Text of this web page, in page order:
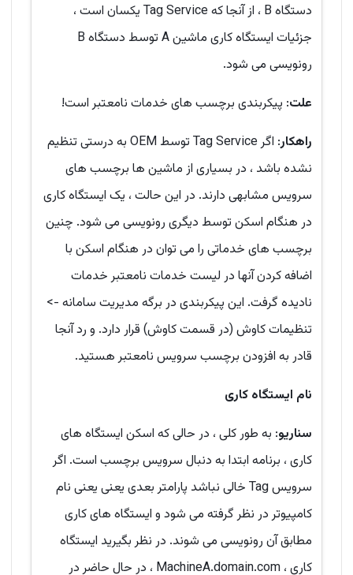
دستگاه B ، از آنجا که Tag Service یکسان است ،
جزئیات ایستگاه کاری ماشین A توسط دستگاه B
رونویسی می شود.
علت: پیکربندی برچسب های خدمات نامعتبر است!
راهکار
: اگر Tag Service توسط OEM به درستی تنظیم
نشده باشد ، در بسیاری از ماشین ها برچسب های
سرویس مشابهی دارند. در این حالت ، یک ایستگاه کاری
در هنگام اسکن توسط دیگری رونویسی می شود. چنین
برچسب های خدماتی را می توان در هنگام اسکن با
اضافه کردن آنها در لیست خدمات نامعتبر خدمات
نادیده گرفت. این پیکربندی در برگه مدیریت سامانه ->
تنظیمات کاوش (در قسمت کاوش) قرار دارد. و رد آنجا
قادر به افزودن برچسب سرویس نامعتبر هستید.
نام ایستگاه کاری
سناریو: به طور کلی ، در حالی که اسکن ایستگاه های
کاری ، برنامه ابتدا به دنبال سرویس برچسب است. اگر
سرویس Tag خالی نباشد پارامتر بعدی یعنی یعنی نام
کامپیوتر در نظر گرفته می شود و ایستگاه های کاری
مطابق آن رونویسی می شوند. در نظر بگیرید ایستگاه
کاری ، MachineA.domain.com ، در حال حاضر در